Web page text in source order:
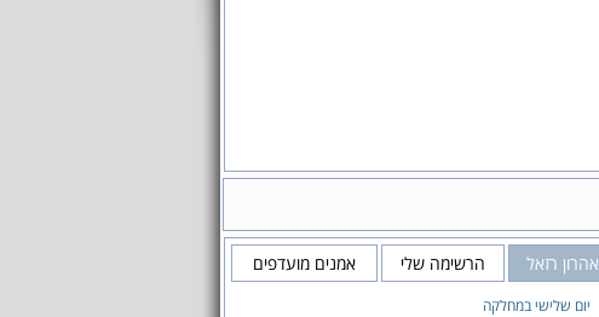
אהרון רזאל הרשימה שלי אמנים מועדפים
יום שלישי במחלקה